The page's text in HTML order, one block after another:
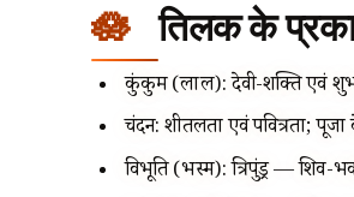
तिलक के
कुंकुम (लाल): देवी-शक्ति एवं
चंदन: शीतलता एवं पवित्रता;
विभूति (भस्म): त्रिपुंड्र — शिव-